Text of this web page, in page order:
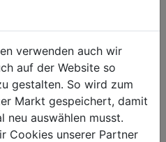
verwenden auch wir
auf der Website so
gestalten. So wird zum
Markt gespeichert, damit
neu auswählen musst.
Cookies unserer Partner